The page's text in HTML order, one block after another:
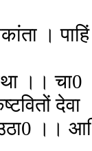
।
।।
।।